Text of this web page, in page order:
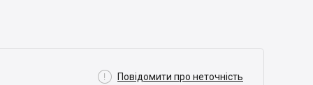
 Повідомити про неточність